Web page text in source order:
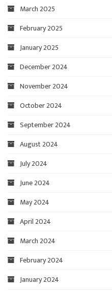
March 2025
February 2025
January 2025
December 2024
November 2024
October 2024
September 2024
August 2024
July 2024
June 2024
May 2024
April 2024
March 2024
February 2024
January 2024